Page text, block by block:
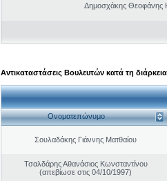
Δημοσχάκης Θεοφάνης
Αντικαταστάσεις Βουλευτών κατά τη
Ονοματεπώνυμο
Σουλαδάκης Γιάννης Ματθαίου
Τσαλδάρης Αθανάσιος Κωνσταντίνου
(απεβίωσε στις 04/10/1997)